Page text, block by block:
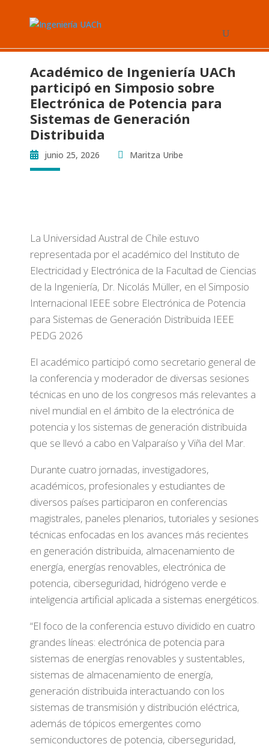
Académico de Ingeniería UACh
participó en Simposio sobre
Electrónica de Potencia para
Sistemas de Generación
Distribuida
junio 25, 2026 Maritza Uribe
La Universidad Austral de Chile estuvo
representada por el académico del Instituto de
Electricidad y Electrónica de la Facultad de Ciencias
de la Ingeniería, Dr. Nicolás Müller, en el Simposio
Internacional IEEE sobre Electrónica de Potencia
para Sistemas de Generación Distribuida IEEE
PEDG 2026
El académico participó como secretario general de
la conferencia y moderador de diversas sesiones
técnicas en uno de los congresos más relevantes a
nivel mundial en el ámbito de la electrónica de
potencia y los sistemas de generación distribuida
que se llevó a cabo en Valparaíso y Viña del Mar.
Durante cuatro jornadas, investigadores,
académicos, profesionales y estudiantes de
diversos países participaron en conferencias
magistrales, paneles plenarios, tutoriales y sesiones
técnicas enfocadas en los avances más recientes
en generación distribuida, almacenamiento de
energía, energías renovables, electrónica de
potencia, ciberseguridad, hidrógeno verde e
inteligencia artificial aplicada a sistemas energéticos.
“El foco de la conferencia estuvo dividido en cuatro
grandes líneas: electrónica de potencia para
sistemas de energías renovables y sustentables,
sistemas de almacenamiento de energía,
generación distribuida interactuando con los
sistemas de transmisión y distribución eléctrica,
además de tópicos emergentes como
semiconductores de potencia, ciberseguridad,